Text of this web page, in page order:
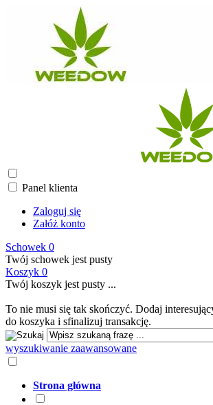
Panel klienta
Zaloguj się
Załóż konto
Schowek 0
Twój schowek jest pusty
Koszyk 0
Twój koszyk jest pusty ...
To nie musi się tak skończyć. Dodaj
do koszyka i sfinalizuj transakcję.
wyszukiwanie zaawansowane
Strona główna